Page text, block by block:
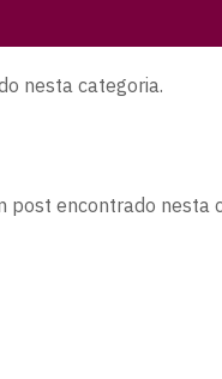
nesta categoria.
post encontrado nesta